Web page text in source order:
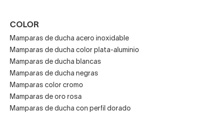
COLOR
Mamparas de ducha acero inoxidable
Mamparas de ducha color plata-aluminio
Mamparas de ducha blancas
Mamparas de ducha negras
Mamparas color cromo
Mamparas de oro rosa
Mamparas de ducha con perfil dorado